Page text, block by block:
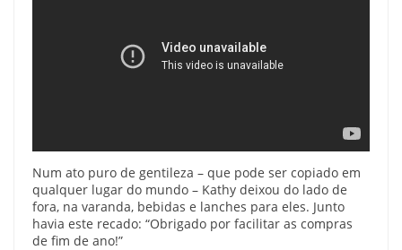
Num ato puro de gentileza – que pode ser copiado em
qualquer lugar do mundo – Kathy deixou do lado de
fora, na varanda, bebidas e lanches para eles. Junto
havia este recado: “Obrigado por facilitar as compras
de fim de ano!”